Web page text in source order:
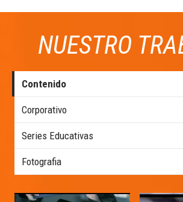
NUESTRO
Contenido
Corporativo
Series Educativas
Fotografia